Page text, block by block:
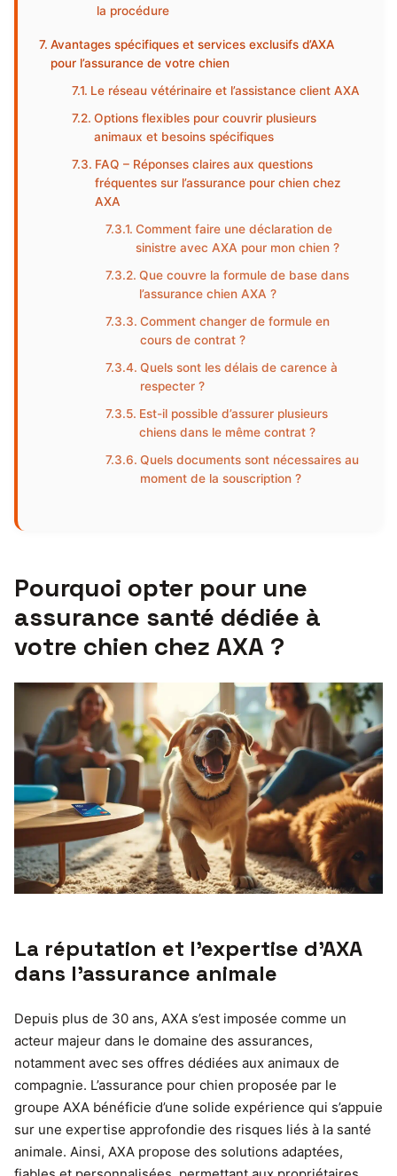
la procédure
Avantages spécifiques et services exclusifs d’AXA
pour l’assurance de votre chien
Le réseau vétérinaire et l’assistance client AXA
Options flexibles pour couvrir plusieurs
animaux et besoins spécifiques
FAQ – Réponses claires aux questions
fréquentes sur l’assurance pour chien chez
AXA
Comment faire une déclaration de
sinistre avec AXA pour mon chien ?
Que couvre la formule de base dans
l’assurance chien AXA ?
Comment changer de formule en
cours de contrat ?
Quels sont les délais de carence à
respecter ?
Est-il possible d’assurer plusieurs
chiens dans le même contrat ?
Quels documents sont nécessaires au
moment de la souscription ?
Pourquoi opter pour une
assurance santé dédiée à
votre chien chez AXA ?
La réputation et l’expertise d’AXA
dans l’assurance animale
Depuis plus de 30 ans, AXA s’est imposée comme un
acteur majeur dans le domaine des assurances,
notamment avec ses offres dédiées aux animaux de
compagnie. L’assurance pour chien proposée par le
groupe AXA bénéficie d’une solide expérience qui s’appuie
sur une expertise approfondie des risques liés à la santé
animale. Ainsi, AXA propose des solutions adaptées,